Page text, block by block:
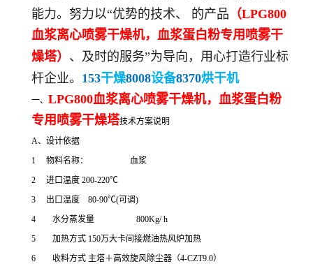
能力。努力以“优势的技术、 的产品 （LPG800
血浆离心喷雾干燥机，血浆蛋白粉专用喷雾干
燥塔） 、及时的服务”为导向，用心打造行业标
杆企业。 153干燥8008设备8370烘干机
一、 LPG800血浆离心喷雾干燥机，血浆蛋白粉
专用 喷雾干燥塔技术方案说明
A、设计依据
1 物料名称： 血浆
2 进口温度 200-220℃
3 出口温度 80-90℃(可调)
4 水分蒸发量 800Kg/ h
5 加热方式 150万大卡间接燃油热风炉加热
6 收料方式 主塔＋高效旋风除尘器（4-CZT9.0）